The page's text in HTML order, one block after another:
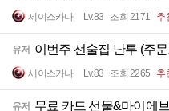
세이스카나 Lv.83 조회 2171 추
유저 이번주 선술집 난투 (주
세이스카나 Lv.83 조회 2265 추
유저 무료 카드 선물&마이에